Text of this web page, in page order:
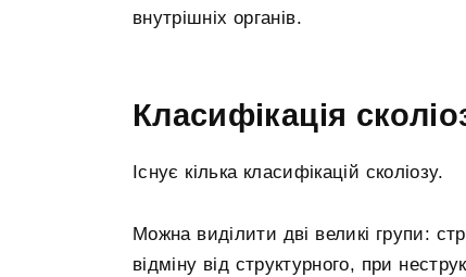
внутрішніх органів.
Класифікація
Існує кілька класифікацій сколіозу.
Можна виділити дві великі групи:
відміну від структурного, при